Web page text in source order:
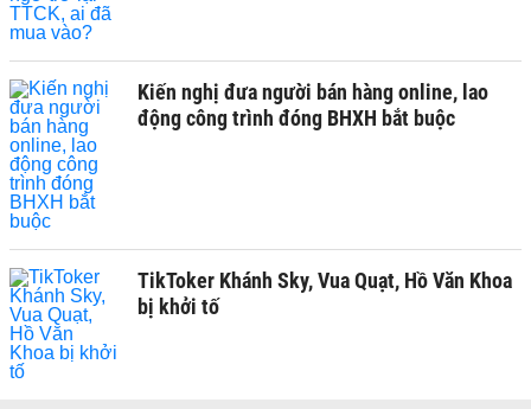
Kiến nghị đưa người bán hàng online, lao
động công trình đóng BHXH bắt buộc
TikToker Khánh Sky, Vua Quạt, Hồ Văn Khoa
bị khởi tố